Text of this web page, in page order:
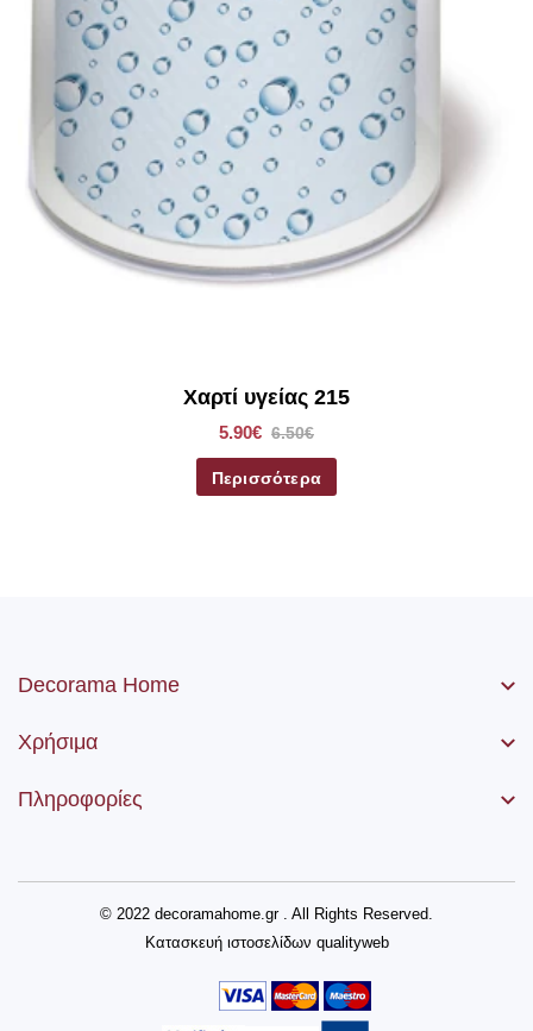
Χαρτί υγείας 215
5.90€ 6.50€
Περισσότερα
Decorama Home
Χρήσιμα
Πληροφορίες
© 2022 decoramahome.gr . All Rights Reserved.
Κατασκευή ιστοσελίδων qualityweb